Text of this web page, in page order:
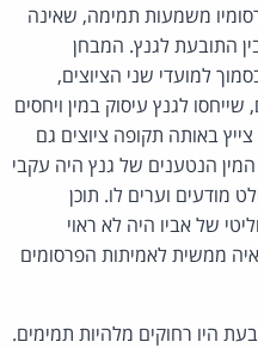
משמעות תמימה, שאינה
התובעת לגנץ. המבחן
למועדי שני הציוצים,
לגנץ עיסוק במין ויחסים
באותה תקופה ציוצים גם
הנטענים של גנץ היה עקבי
מודעים וערים לו. תוכן
של אביו היה לא ראוי
ממשית לאמיתות הפרסומים
היו רחוקים מלהיות תמימים.